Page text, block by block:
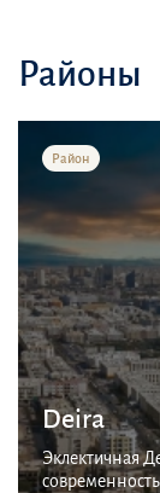
Районы
Район
Deira
Эклектичная